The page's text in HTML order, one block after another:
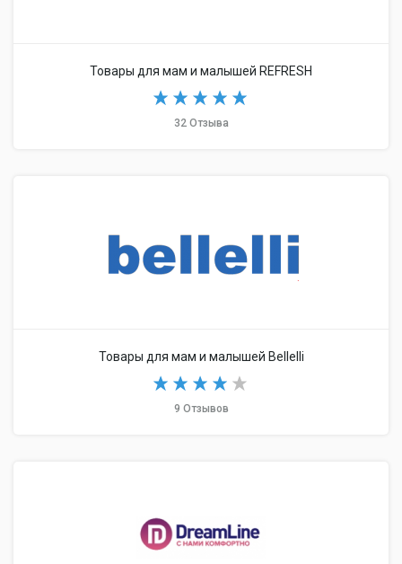
Товары для мам и малышей REFRESH
32 Отзыва
Товары для мам и малышей Bellelli
9 Отзывов